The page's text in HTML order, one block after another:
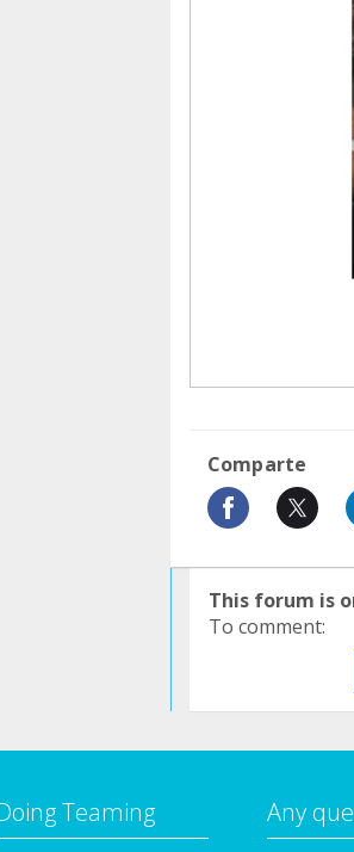
Comparte
This forum is
To comment:
Teaming Any